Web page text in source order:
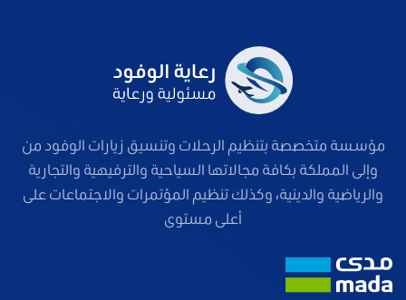
مؤسسة متخصصة بتنظيم الرحلات وتنسيق زيارات الوفود من
وإلى المملكة بكافة مجالاتها السياحية والترفيهية والتجارية
والرياضية والدينية، وكذلك تنظيم المؤتمرات والاجتماعات على
أعلى مستوى